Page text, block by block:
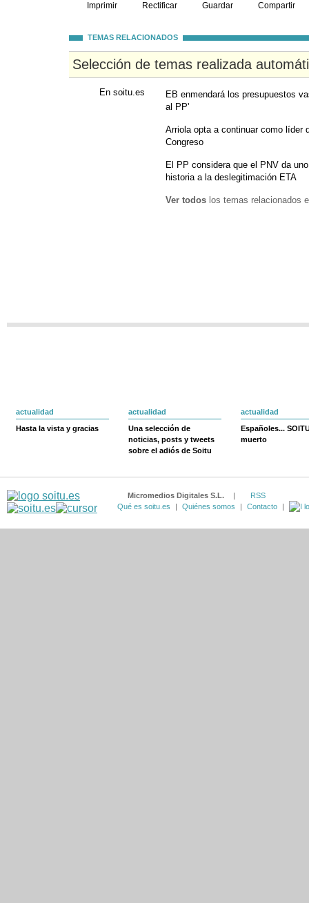
Imprimir Rectificar Guardar Compartir
TEMAS RELACIONADOS
Selección de temas realizada
En soitu.es
EB enmendará los presupuestos
al PP'
Arriola opta a continuar como líder
Congreso
El PP considera que el PNV da
historia a la deslegitimación ETA
Ver todos los temas relacionados
actualidad
Hasta la vista y gracias
actualidad
Una selección de
noticias, posts y tweets
sobre el adiós de Soitu
actualidad
Españoles...
muerto
Micromedios Digitales S.L. |
RSS
Qué es soitu.es
| Quiénes somos | Contacto |